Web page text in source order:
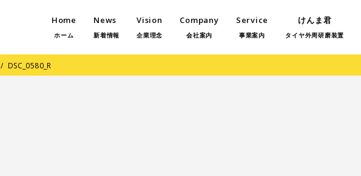
Home
ホーム
News
新着情報
Vision
企業理念
Company
会社案内
Service
事業案内
けんま君
タイヤ外周研磨装置
/ DSC_0580_R